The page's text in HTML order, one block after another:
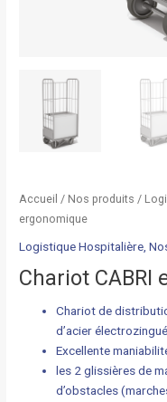
Accueil / Nos produits /
ergonomique
Logistique Hospitalière ,
Chariot CABRI
Chariot de
d’acier
Excellente
les 2 glissières de
d’obstacles